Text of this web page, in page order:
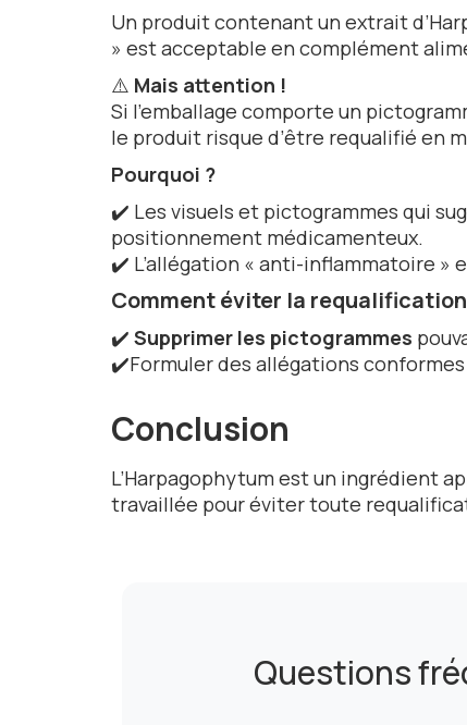
Un produit contenant un extrait
» est acceptable en complément
⚠️ Mais attention !
Si l’emballage comporte un
le produit risque d’être requalifié en
Pourquoi ?
✔️ Les visuels et pictogrammes qui
positionnement médicamenteux.
✔️ L’allégation « anti-inflammatoire »
Comment éviter la
✔️ Supprimer les pictogrammes
✔️Formuler des allégations conformes
Conclusion
L’Harpagophytum est un ingrédient
travaillée pour éviter toute
Questions